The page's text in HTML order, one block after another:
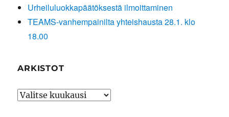
Urheiluluokkapäätöksestä ilmoittaminen
TEAMS-vanhempainilta yhteishausta 28.1. klo
18.00
ARKISTOT
Arkistot